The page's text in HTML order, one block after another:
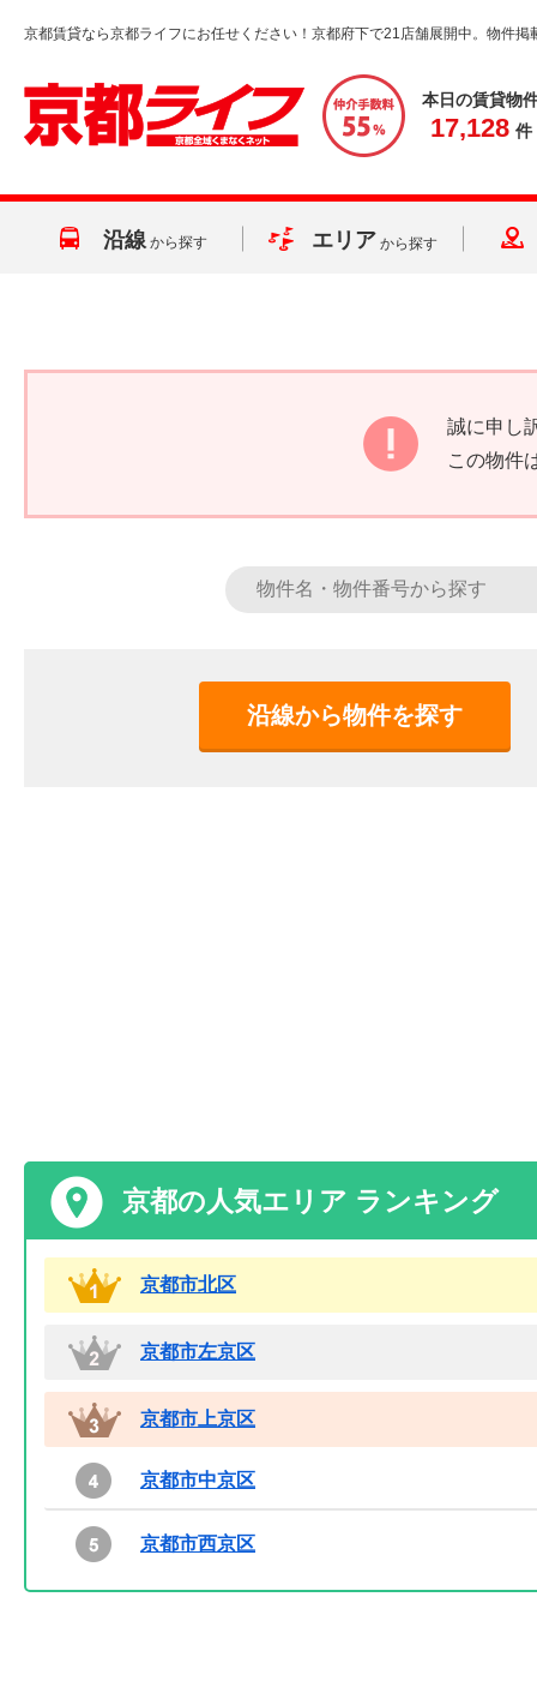
京都賃貸なら京都ライフにお任せください！京都府下で21店舗展開中。物件掲
本日の賃貸物
17,128 件
沿線 から探す エリア から探す
誠に申し
この物件
沿線から物件を探す
京都の人気エリア ランキング
京都市北区
京都市左京区
京都市上京区
京都市中京区
京都市西京区